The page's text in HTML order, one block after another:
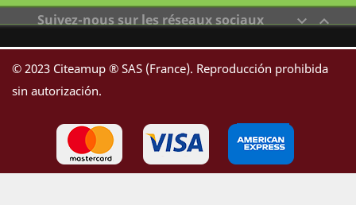
Suivez-nous sur les réseaux sociaux 
© 2023 Citeamup ® SAS (France). Reproducción prohibida
sin autorización.